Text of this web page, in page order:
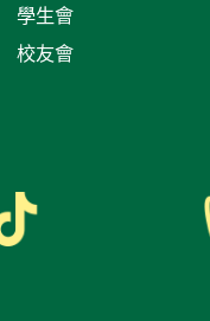
學生會
校友會